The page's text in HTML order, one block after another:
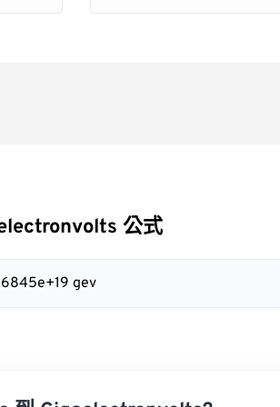
公式
gev